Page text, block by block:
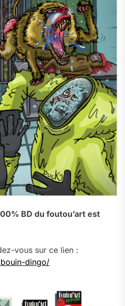
BD du foutou’art est
vous sur ce lien :
dingo/